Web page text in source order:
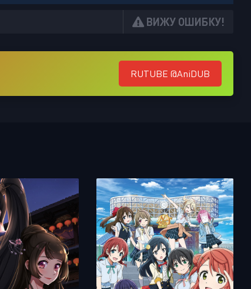
ВИЖУ ОШИБКУ!
RUTUBE @AniDUB